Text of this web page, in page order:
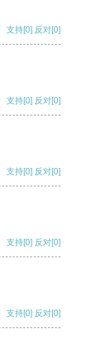
支持[0] 反对[0]
支持[0] 反对[0]
支持[0] 反对[0]
支持[0] 反对[0]
支持[0] 反对[0]